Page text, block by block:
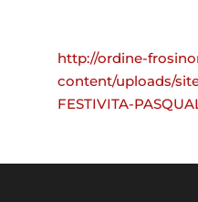
http://ordine-
content/uploads/
FESTIVITA-